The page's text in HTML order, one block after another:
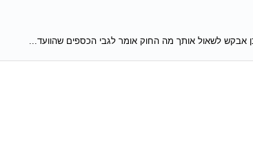
אבקש לשאול אותך מה החוק אומר לגבי הכספים שהוועד...